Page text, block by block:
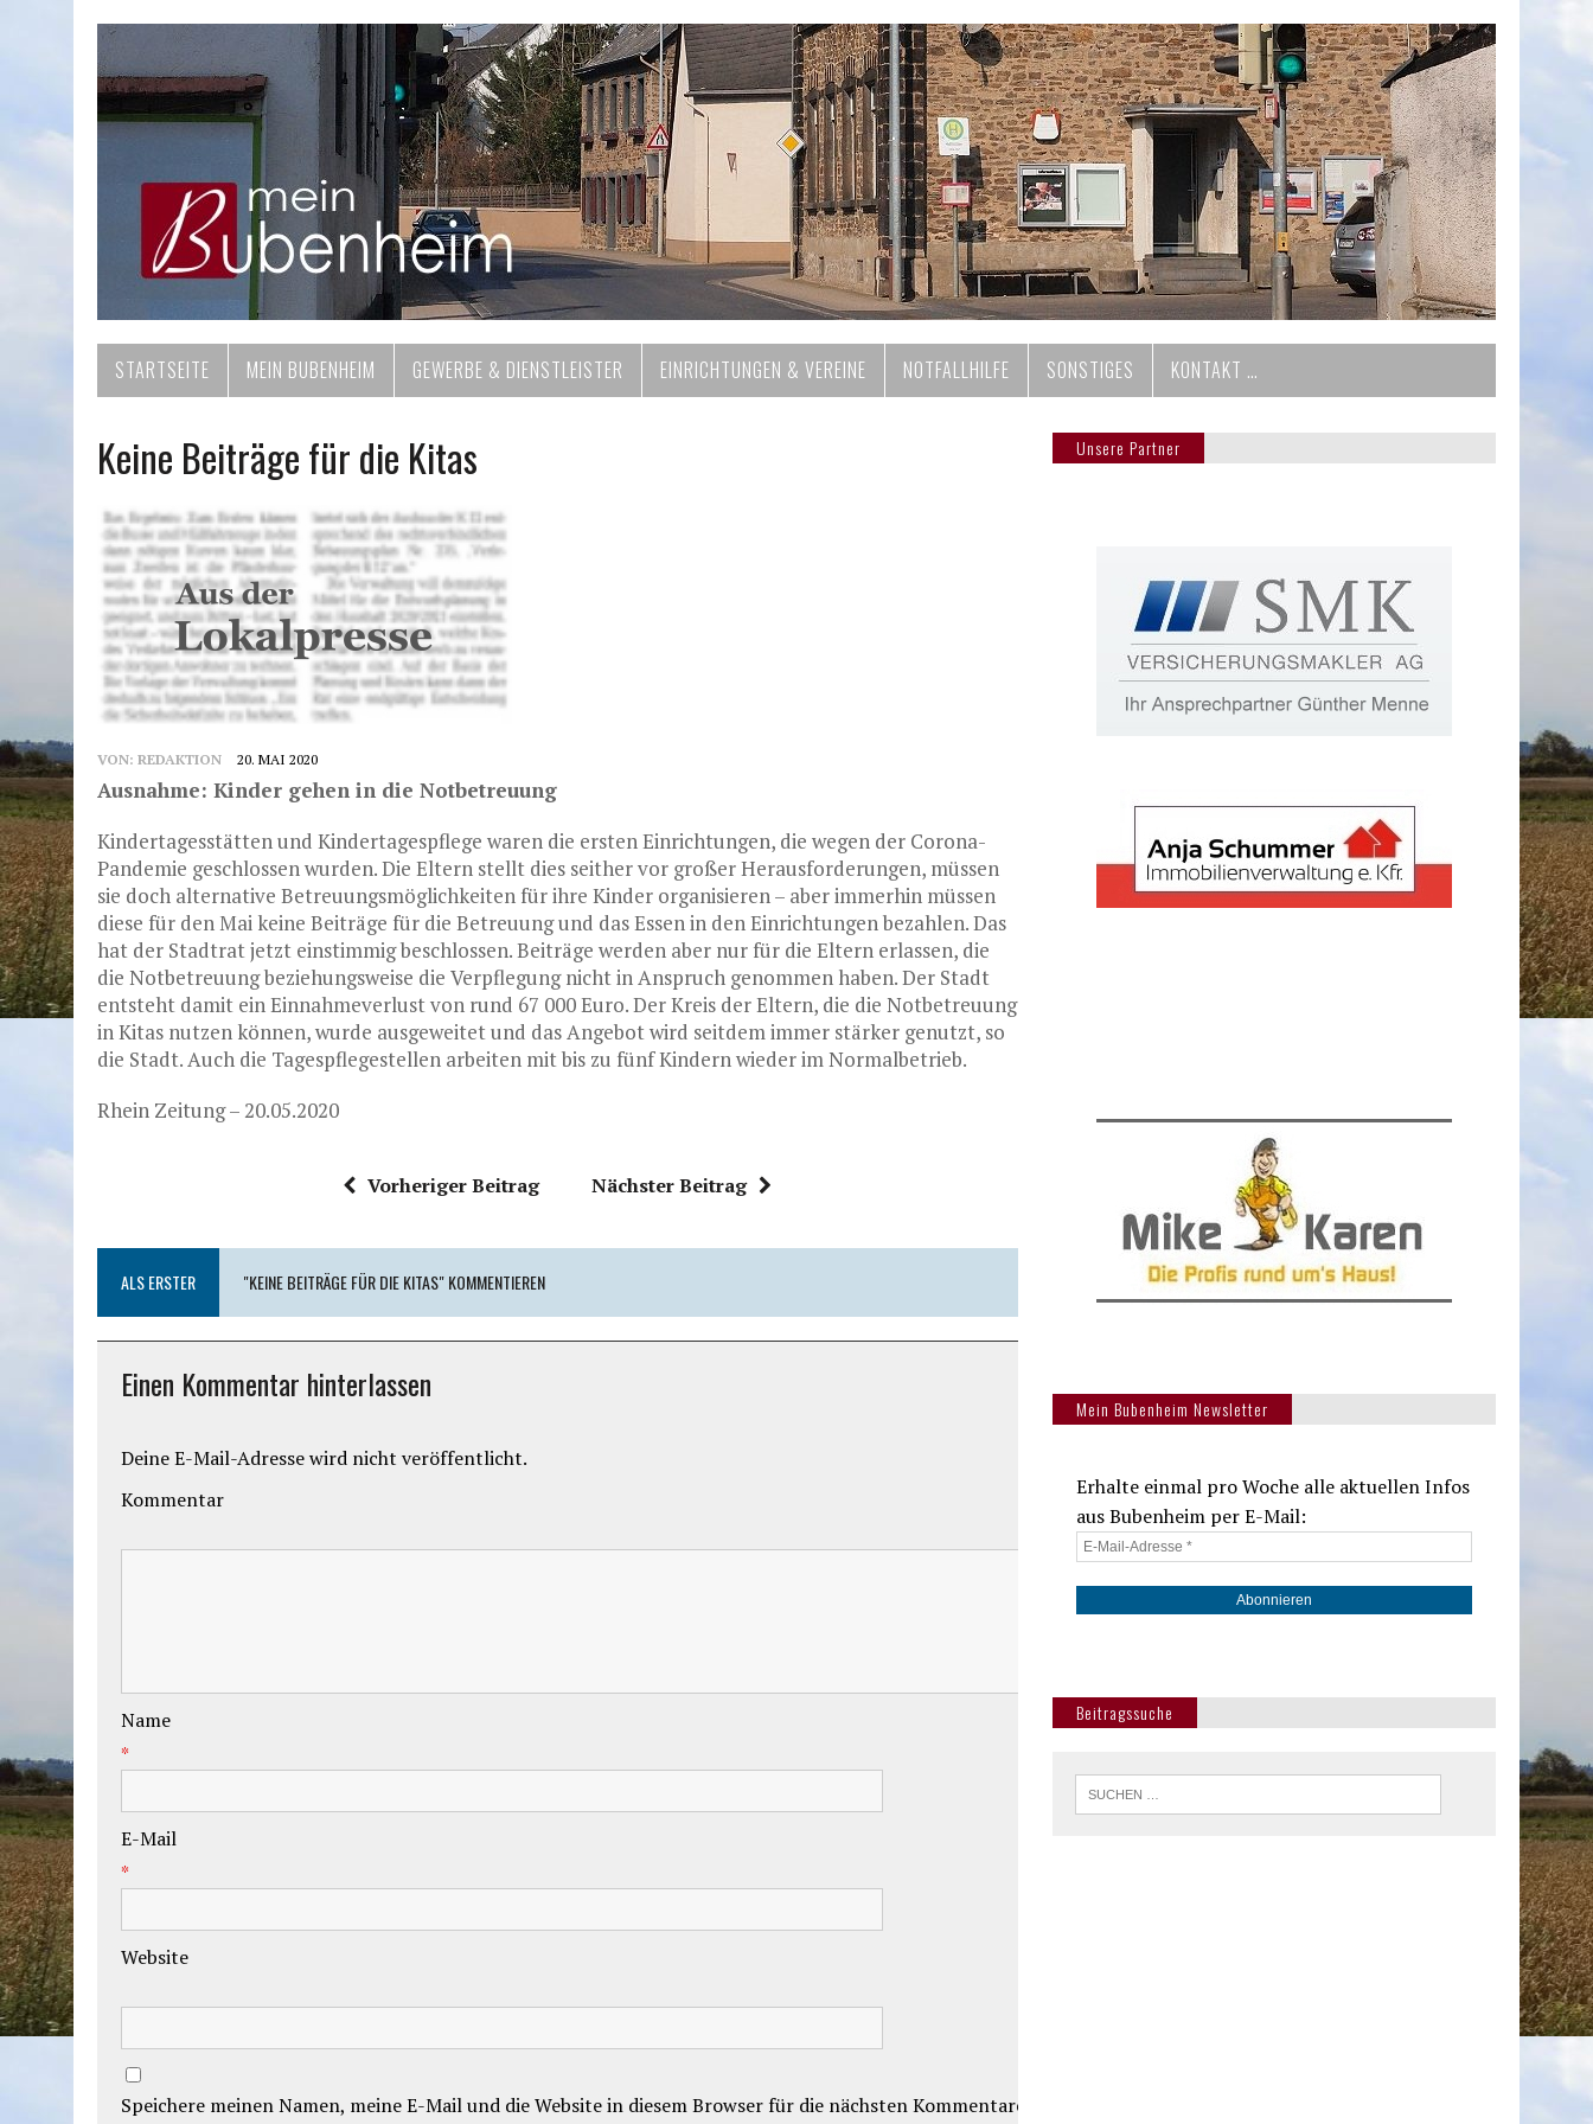
STARTSEITE MEIN BUBENHEIM GEWERBE & DIENSTLEISTER EINRICHTUNGEN & VEREINE NOTFALLHILFE SONSTIGES KONTAKT …
Keine Beiträge für die Kitas
VON: REDAKTION 20. MAI 2020
Ausnahme: Kinder gehen in die Notbetreuung
Kindertagesstätten und Kindertagespflege waren die ersten Einrichtungen, die wegen der Corona-
Pandemie geschlossen wurden. Die Eltern stellt dies seither vor großer Herausforderungen, müssen
sie doch alternative Betreuungsmöglichkeiten für ihre Kinder organisieren – aber immerhin müssen
diese für den Mai keine Beiträge für die Betreuung und das Essen in den Einrichtungen bezahlen. Das
hat der Stadtrat jetzt einstimmig beschlossen. Beiträge werden aber nur für die Eltern erlassen, die
die Notbetreuung beziehungsweise die Verpflegung nicht in Anspruch genommen haben. Der Stadt
entsteht damit ein Einnahmeverlust von rund 67 000 Euro. Der Kreis der Eltern, die die Notbetreuung
in Kitas nutzen können, wurde ausgeweitet und das Angebot wird seitdem immer stärker genutzt, so
die Stadt. Auch die Tagespflegestellen arbeiten mit bis zu fünf Kindern wieder im Normalbetrieb.
Rhein Zeitung – 20.05.2020
Vorheriger Beitrag Nächster Beitrag
ALS ERSTER "KEINE BEITRÄGE FÜR DIE KITAS" KOMMENTIEREN
Einen Kommentar hinterlassen
Deine E-Mail-Adresse wird nicht veröffentlicht.
Kommentar
Name
*
E-Mail
*
Website
Speichere meinen Namen, meine E-Mail und die Website in diesem Browser für die nächsten Kommentare.
Unsere Partner
Mein Bubenheim Newsletter
Erhalte einmal pro Woche alle aktuellen Infos
aus Bubenheim per E-Mail:
Beitragssuche